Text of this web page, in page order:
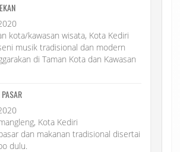
kota/kawasan wisata, Kota Kediri
musik tradisional dan modern
di Taman Kota dan Kawasan
Kota Kediri
dan makanan tradisional disertai
dulu.